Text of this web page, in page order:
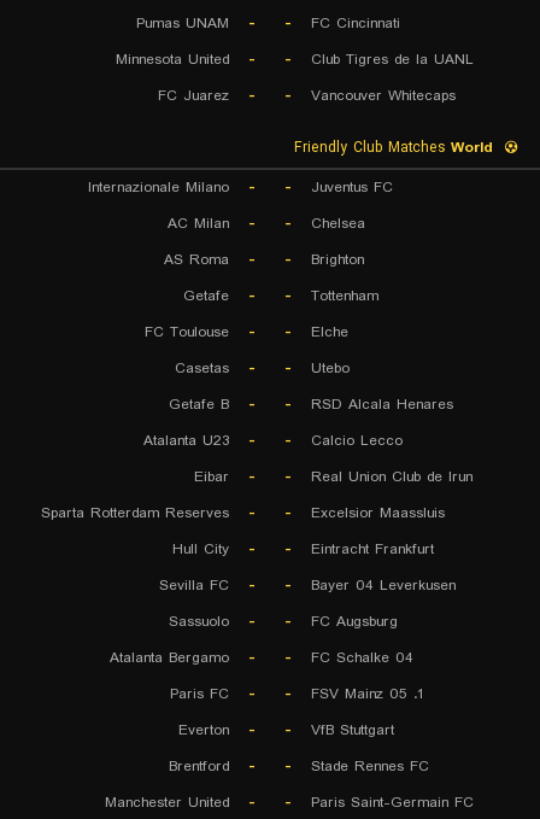
FC Cincinnati
-
-
Pumas UNAM
Club Tigres de la UANL
-
-
Minnesota United
Vancouver Whitecaps
-
-
FC Juarez
World
Juventus FC
-
-
Internazionale Milano
Chelsea
-
-
AC Milan
Brighton
-
-
AS Roma
Tottenham
-
-
Getafe
Elche
-
-
FC Toulouse
Utebo
-
-
Casetas
RSD Alcala Henares
-
-
Getafe B
Calcio Lecco
-
-
Atalanta U23
Real Union Club de Irun
-
-
Eibar
Excelsior Maassluis
-
-
Sparta Rotterdam Reserves
Eintracht Frankfurt
-
-
Hull City
Bayer 04 Leverkusen
-
-
Sevilla FC
FC Augsburg
-
-
Sassuolo
FC Schalke 04
-
-
Atalanta Bergamo
1. FSV Mainz 05
-
-
Paris FC
VfB Stuttgart
-
-
Everton
Stade Rennes FC
-
-
Brentford
Paris Saint-Germain FC
-
-
Manchester United